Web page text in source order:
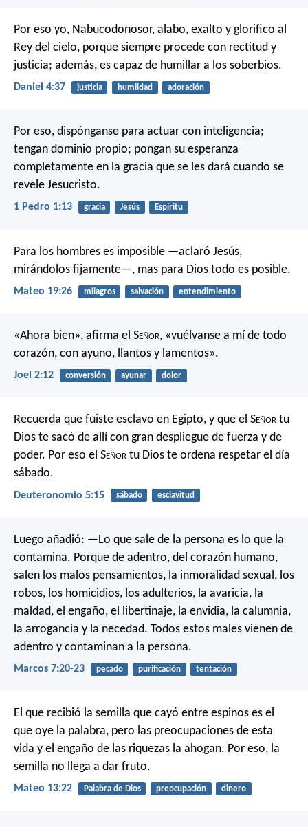
Por eso yo, Nabucodonosor, alabo, exalto y glorifico al
Rey del cielo, porque siempre procede con rectitud y
justicia; además, es capaz de humillar a los soberbios.
Daniel 4:37 justicia humildad adoración
Por eso, dispónganse para actuar con inteligencia;
tengan dominio propio; pongan su esperanza
completamente en la gracia que se les dará cuando se
revele Jesucristo.
1 Pedro 1:13 gracia Jesús Espíritu
Para los hombres es imposible —aclaró Jesús,
mirándolos fijamente—, mas para Dios todo es posible.
Mateo 19:26 milagros salvación entendimiento
«Ahora bien», afirma el Señor, «vuélvanse a mí de todo
corazón, con ayuno, llantos y lamentos».
Joel 2:12 conversión ayunar dolor
Recuerda que fuiste esclavo en Egipto, y que el Señor tu
Dios te sacó de allí con gran despliegue de fuerza y de
poder. Por eso el Señor tu Dios te ordena respetar el día
sábado.
Deuteronomio 5:15 sábado esclavitud
Luego añadió: —Lo que sale de la persona es lo que la
contamina. Porque de adentro, del corazón humano,
salen los malos pensamientos, la inmoralidad sexual, los
robos, los homicidios, los adulterios, la avaricia, la
maldad, el engaño, el libertinaje, la envidia, la calumnia,
la arrogancia y la necedad. Todos estos males vienen de
adentro y contaminan a la persona.
Marcos 7:20-23 pecado purificación tentación
El que recibió la semilla que cayó entre espinos es el
que oye la palabra, pero las preocupaciones de esta
vida y el engaño de las riquezas la ahogan. Por eso, la
semilla no llega a dar fruto.
Mateo 13:22 Palabra de Dios preocupación dinero